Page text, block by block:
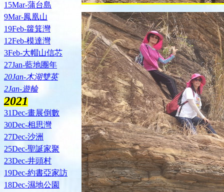
15Mar-蒲台島
9Mar-鳳凰山
19Feb-籮箕灣
12Feb-模達灣
3Feb-大帽山信芯
27Jan-藍地團年
20Jan-木湖雙英
2Jan-遊輪
2021
31Dec-畫展倒數
30Dec-相思灣
27Dec-沙洲
25Dec-聖誕家聚
23Dec-井頭村
19Dec-約書亞家訪
18Dec-濕地公園